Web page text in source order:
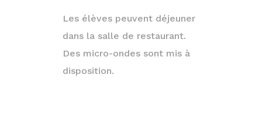
Les élèves peuvent déjeuner
dans la salle de restaurant.
Des micro-ondes sont mis à
disposition.